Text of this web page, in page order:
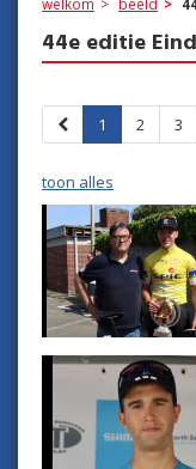
44e editie
1 2 3
toon alles